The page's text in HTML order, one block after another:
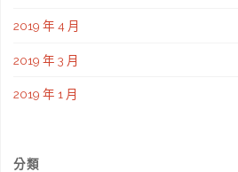
2019 年 4 月
2019 年 3 月
2019 年 1 月
分類